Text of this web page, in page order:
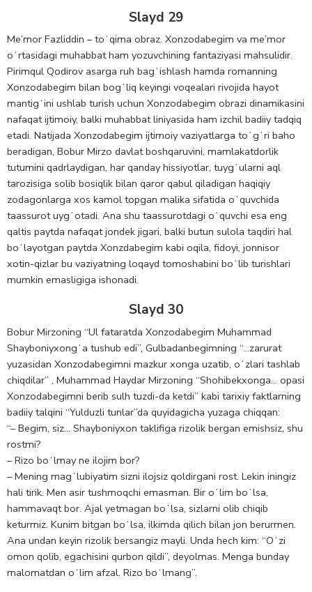
Slayd 29
Me’mor Fazliddin – toʻqima obraz. Xonzodabegim va me’mor
oʻrtasidagi muhabbat ham yozuvchining fantaziyasi mahsulidir.
Pirimqul Qodirov asarga ruh bagʻishlash hamda romanning
Xonzodabegim bilan bogʻliq keyingi voqealari rivojida hayot
mantigʻini ushlab turish uchun Xonzodabegim obrazi dinamikasini
nafaqat ijtimoiy, balki muhabbat liniyasida ham izchil badiiy tadqiq
etadi. Natijada Xonzodabegim ijtimoiy vaziyatlarga toʻgʻri baho
beradigan, Bobur Mirzo davlat boshqaruvini, mamlakatdorlik
tutumini qadrlaydigan, har qanday hissiyotlar, tuygʻularni aql
tarozisiga solib bosiqlik bilan qaror qabul qiladigan haqiqiy
zodagonlarga xos kamol topgan malika sifatida oʻquvchida
taassurot uygʻotadi. Ana shu taassurotdagi oʻquvchi esa eng
qaltis paytda nafaqat jondek jigari, balki butun sulola taqdiri hal
boʻlayotgan paytda Xonzdabegim kabi oqila, fidoyi, jonnisor
xotin-qizlar bu vaziyatning loqayd tomoshabini boʻlib turishlari
mumkin emasligiga ishonadi.
Slayd 30
Bobur Mirzoning “Ul fataratda Xonzodabegim Muhammad
Shayboniyxongʻa tushub edi”, Gulbadanbegimning “…zarurat
yuzasidan Xonzodabegimni mazkur xonga uzatib, oʻzlari tashlab
chiqdilar” , Muhammad Haydar Mirzoning “Shohibekxonga… opasi
Xonzodabegimni berib sulh tuzdi-da ketdi” kabi tarixiy faktlarning
badiiy talqini “Yulduzli tunlar”da quyidagicha yuzaga chiqqan:
“– Begim, siz… Shayboniyxon taklifiga rizolik bergan emishsiz, shu
rostmi?
– Rizo boʻlmay ne ilojim bor?
– Mening magʻlubiyatim sizni ilojsiz qoldirgani rost. Lekin iningiz
hali tirik. Men asir tushmoqchi emasman. Bir oʻlim boʻlsa,
hammavaqt bor. Ajal yetmagan boʻlsa, sizlarni olib chiqib
keturmiz. Kunim bitgan boʻlsa, ilkimda qilich bilan jon berurmen.
Ana undan keyin rizolik bersangiz mayli. Unda hech kim: “Oʻzi
omon qolib, egachisini qurbon qildi”, deyolmas. Menga bunday
malomatdan oʻlim afzal. Rizo boʻlmang”.